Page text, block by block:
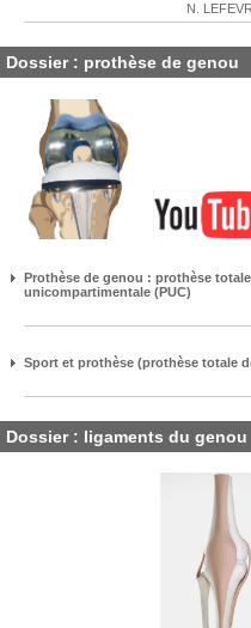
N.
Dossier : prothèse de genou
Prothèse de genou : prothèse
unicompartimentale (PUC)
Sport et prothèse (prothèse totale
Dossier : ligaments du genou